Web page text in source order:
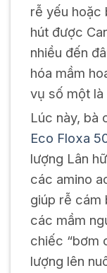
rễ yếu hoặc
hút được
nhiều đến
hóa mầm
vụ số một là
Lúc này, bà
Eco Floxa
lượng Lân
các amino
giúp rễ cám
các mầm
chiếc “bơm
lượng lên